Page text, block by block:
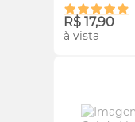
R$ 17,90
à vista